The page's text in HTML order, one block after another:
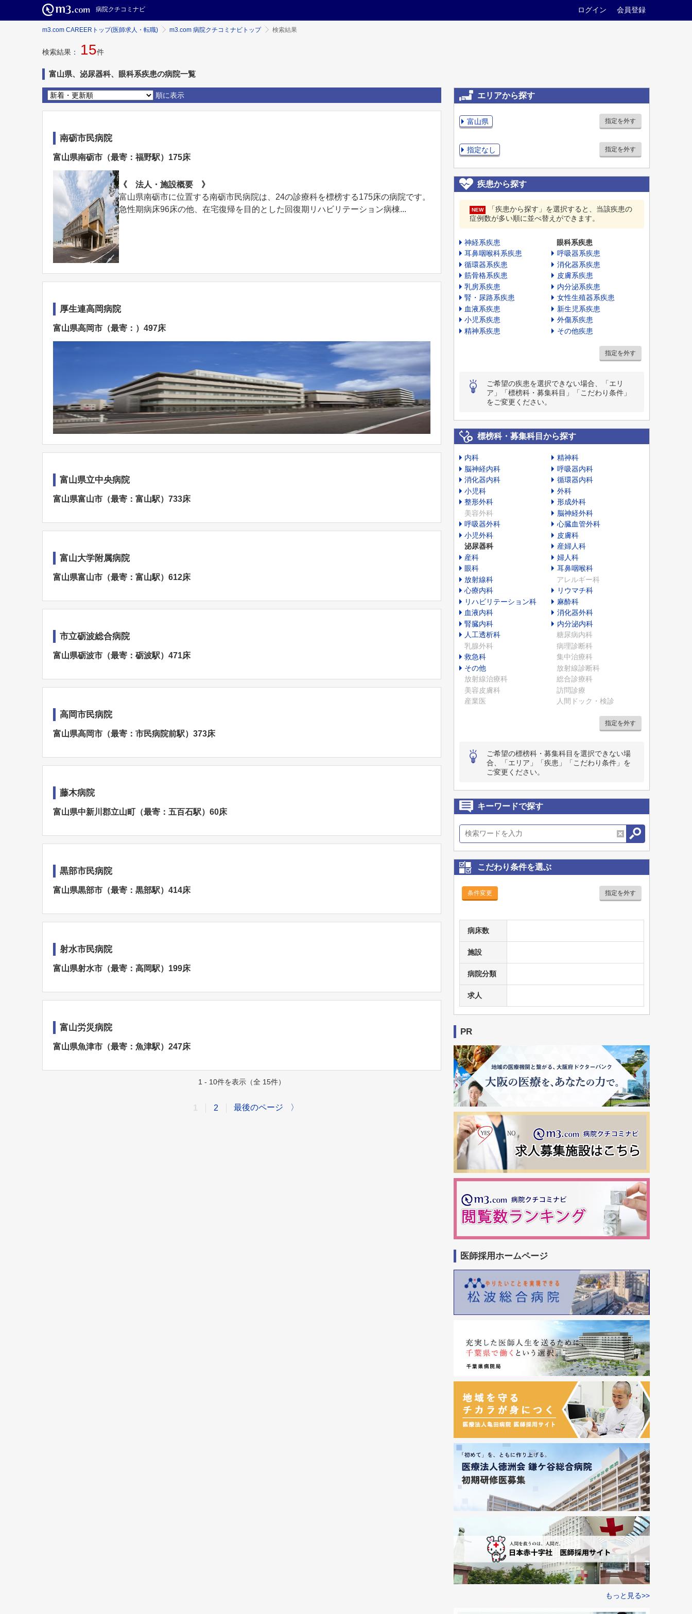
病院クチコミナビ ログイン 会員登録
m3.com CAREERトップ(医師求人・転職) m3.com 病院クチコミナビトップ 検索結果
検索結果： 15件
富山県、泌尿器科、眼科系疾患の病院一覧
順に表示
南砺市民病院
富山県南砺市（最寄：福野駅）175床
《 法人・施設概要 》
富山県南砺市に位置する南砺市民病院は、24の診療科を標榜する175床の病院です。
急性期病床96床の他、在宅復帰を目的とした回復期リハビリテーション病棟...
厚生連高岡病院
富山県高岡市（最寄：）497床
富山県立中央病院
富山県富山市（最寄：富山駅）733床
富山大学附属病院
富山県富山市（最寄：富山駅）612床
市立砺波総合病院
富山県砺波市（最寄：砺波駅）471床
高岡市民病院
富山県高岡市（最寄：市民病院前駅）373床
藤木病院
富山県中新川郡立山町（最寄：五百石駅）60床
黒部市民病院
富山県黒部市（最寄：黒部駅）414床
射水市民病院
富山県射水市（最寄：高岡駅）199床
富山労災病院
富山県魚津市（最寄：魚津駅）247床
1 - 10件を表示（全 15件）
2 最後のページ 〉
エリアから探す
富山県 指定を外す
指定なし 指定を外す
疾患から探す
NEW
「疾患から探す」を選択すると、当該疾患の
症例数が多い順に並べ替えができます。
神経系疾患
眼科系疾患
耳鼻咽喉科系疾患
呼吸器系疾患
循環器系疾患
消化器系疾患
筋骨格系疾患
皮膚系疾患
乳房系疾患
内分泌系疾患
腎・尿路系疾患
女性生殖器系疾患
血液系疾患
新生児系疾患
小児系疾患
外傷系疾患
精神系疾患
その他疾患
指定を外す
ご希望の疾患を選択できない場合、「エリ
ア」「標榜科・募集科目」「こだわり条件」
をご変更ください。
標榜科・募集科目から探す
内科
精神科
脳神経内科
呼吸器内科
消化器内科
循環器内科
小児科
外科
整形外科
形成外科
美容外科
脳神経外科
呼吸器外科
心臓血管外科
小児外科
皮膚科
泌尿器科
産婦人科
産科
婦人科
眼科
耳鼻咽喉科
放射線科
アレルギー科
心療内科
リウマチ科
リハビリテーション科
麻酔科
血液内科
消化器外科
腎臓内科
内分泌内科
人工透析科
糖尿病内科
乳腺外科
病理診断科
救急科
集中治療科
その他
放射線診断科
放射線治療科
総合診療科
美容皮膚科
訪問診療
産業医
人間ドック・検診
指定を外す
ご希望の標榜科・募集科目を選択できない場
合、「エリア」「疾患」「こだわり条件」を
ご変更ください。
キーワードで探す
こだわり条件を選ぶ
条件変更 指定を外す
病床数
施設
病院分類
求人
PR
医師採用ホームページ
もっと見る>>